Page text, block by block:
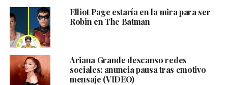
Elliot Page estaría en la mira para ser
Robin en The Batman
Ariana Grande descanso redes
sociales: anuncia pausa tras emotivo
mensaje (VIDEO)